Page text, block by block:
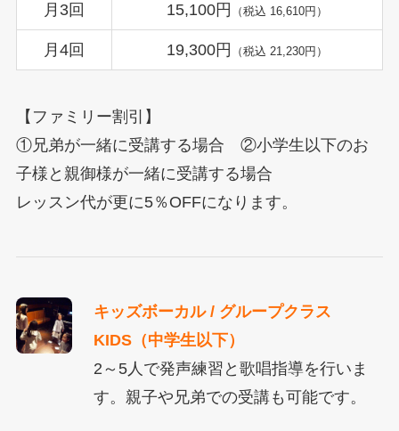
月3回 15,100円 （税込 16,610円）
月4回 19,300円 （税込 21,230円）
【ファミリー割引】
①兄弟が一緒に受講する場合 ②小学生以下のお
子様と親御様が一緒に受講する場合
レッスン代が更に5％OFFになります。
キッズボーカル / グループクラス
KIDS（中学生以下）
2～5人で発声練習と歌唱指導を行いま
す。親子や兄弟での受講も可能です。